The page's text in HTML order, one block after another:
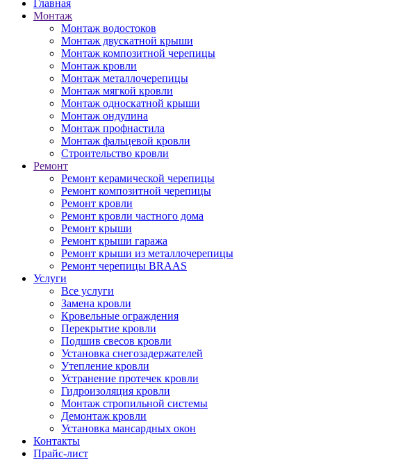
Главная
Монтаж
Монтаж водостоков
Монтаж двускатной крыши
Монтаж композитной черепицы
Монтаж кровли
Монтаж металлочерепицы
Монтаж мягкой кровли
Монтаж односкатной крыши
Монтаж ондулина
Монтаж профнастила
Монтаж фальцевой кровли
Строительство кровли
Ремонт
Ремонт керамической черепицы
Ремонт композитной черепицы
Ремонт кровли
Ремонт кровли частного дома
Ремонт крыши
Ремонт крыши гаража
Ремонт крыши из металлочерепицы
Ремонт черепицы BRAAS
Услуги
Все услуги
Замена кровли
Кровельные ограждения
Перекрытие кровли
Подшив свесов кровли
Установка снегозадержателей
Утепление кровли
Устранение протечек кровли
Гидроизоляция кровли
Монтаж стропильной системы
Демонтаж кровли
Установка мансардных окон
Контакты
Прайс-лист